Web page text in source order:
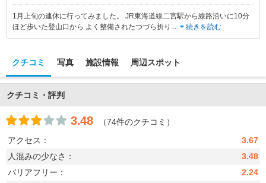
1月上旬の連休に行ってみました。 JR東海道線二宮駅から線路沿いに10分
ほど歩いた登山口から よく整備されたつづら折り ... 続きを読む
クチコミ 写真 施設情報 周辺スポット
クチコミ・評判
3.48
（74件のクチコミ）
アクセス：
3.67
人混みの少なさ：
3.48
バリアフリー：
2.24